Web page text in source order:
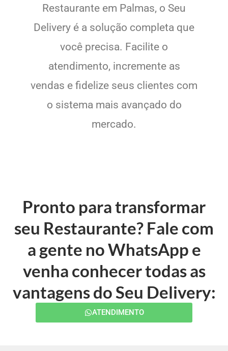
Restaurante em Palmas, o Seu
Delivery é a solução completa que
você precisa. Facilite o
atendimento, incremente as
vendas e fidelize seus clientes com
o sistema mais avançado do
mercado.
Pronto para transformar
seu Restaurante? Fale com
a gente no WhatsApp e
venha conhecer todas as
vantagens do Seu Delivery:
ATENDIMENTO